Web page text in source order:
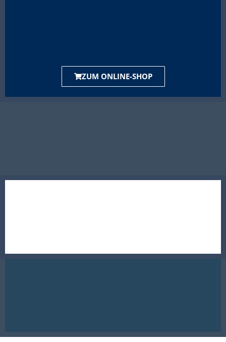
ZUM ONLINE-SHOP